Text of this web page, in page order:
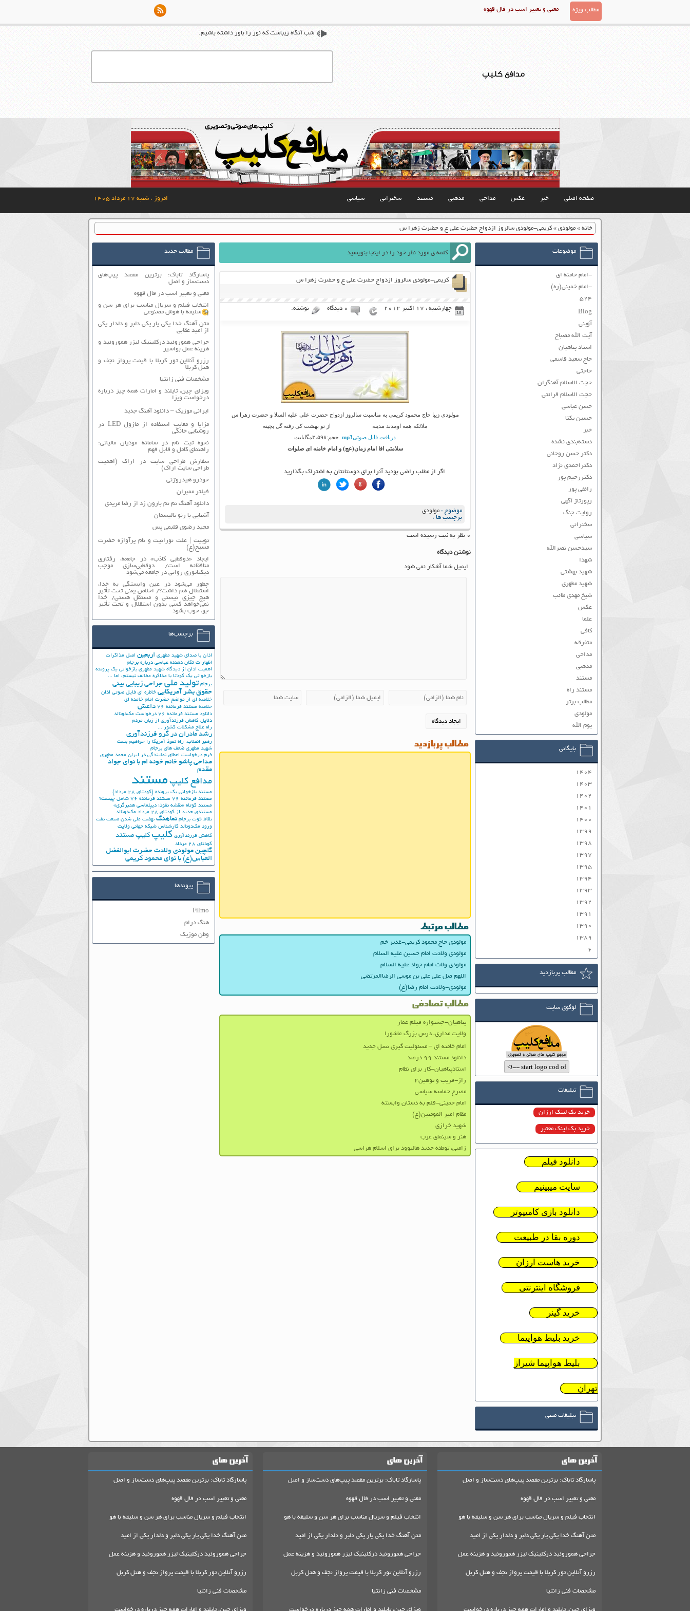
مطالب ویژه معنی و تعبیر اسب در فال قهوه
مدافع کلیپ
شب آنگاه زیباست که نور را باور داشته باشیم.
صفحه اصلی خبر عکس مداحی مذهبی مستند سخنرانی سیاسی امروز : شنبه ۱۷ مرداد ۱۴۰۵
خانه» مولودی» کریمی-مولودی سالروز ازدواج حضرت علی ع و حضرت زهرا س
کریمی-مولودی سالروز ازدواج حضرت علی ع و حضرت زهرا س
چهارشنبه ، 17 اکتبر 2012 ۰ دیدگاه نوشته:
مولودی زیبا حاج محمود کریمی به مناسبت سالروز ازدواج حضرت علی علیه السلا و حضرت زهرا س
ملائکه همه اومدند مدینه از تو بهشت کی رفته گل بچینه
دریافت فایل صوتیmp3 حجم:۳،۵۹۸مگابایت
سلامتی اقا امام زمان(عج) و امام خامنه ای صلوات
اگر از مطلب راضی بودید آنرا برای دوستانتان به اشتراک بگذارید
موضوع : مولودی
برچسب ها :
۰ نظر به ثبت رسیده است
نوشتن دیدگاه
ایمیل شما آشکار نمی شود
مطالب پربازدید
مطالب مرتبط
مولودی حاج محمود کریمی-غدیر خم
مولودی ولادت امام حسین علیه السلام
مولودی ولات امام جواد علیه السلام
اللهم صل علی علی بن موسی الرضاالمرتضی
مولودی-ولادت امام رضا(ع)
مطالب تصادفی
پناهیان-جشنواره فیلم عمار
ولایت‌ مداری، درس بزرگ عاشورا
امام خامنه ای – مسئولیت گیری نسل جدید
دانلود مستند ۹۹ درصد
استادپناهیان-کار برای نظام
راز-فریب و توهین۲
مصرع حماسه سیاسی
امام خمینی-قلم به دستان وابسته
مقام امیر المومنین(ع)
شهید خرازی
هنر و سینمای غرب
زامبی، توطئه جدید هالیوود برای اسلام هراسی
موضوعات
-امام خامنه ای
-امام خمینی(ره)
۵۲۴
Blog
آوینی
آیت الله مصباح
استاد پناهیان
حاج سعید قاسمی
حاجتی
حجت الاسلام آهنگران
حجت الاسلام قرائتی
حسن عباسی
حسین یکتا
خبر
دسته‌بندی نشده
دکتر حسن روحانی
دکتراحمدی نژاد
دکتررحیم پور
رائفی پور
رپورتاژ آگهی
روایت جنگ
سخنرانی
سیاسی
سیدحسن نصرالله
شهدا
شهید بهشتی
شهید مطهری
شیخ مهدی طائب
عکس
علما
کافی
متفرقه
مداحی
مذهبی
مستند
مستند راه
مطالب برتر
مولودی
یوم الله
بایگانی
۱۴۰۴
۱۴۰۳
۱۴۰۲
۱۴۰۱
۱۴۰۰
۱۳۹۹
۱۳۹۸
۱۳۹۷
۱۳۹۵
۱۳۹۴
۱۳۹۳
۱۳۹۲
۱۳۹۱
۱۳۹۰
۱۳۸۹
۶
مطالب پربازدید
لوگوی سایت
تبلیغات
خرید بک لینک ارزان
خرید بک لینک معتبر
دانلود فیلم
سایت میبینیم
دانلود بازی کامیپوتر
دوره بقا در طبیعت
خرید هاست ارزان
فروشگاه اینترنتی
خرید گینر
خرید بلیط هواپیما
بلیط هواپیما شیراز
تهران
تبلیغات متنی
مطالب جدید
پاسارگاد تاباک: برترین مقصد پیپ‌های
دست‌ساز و اصل
معنی و تعبیر اسب در فال قهوه
انتخاب فیلم و سریال مناسب برای هر سن و
سلیقه با هوش مصنوعی
متن آهنگ خدا یکی یار یکی دلبر و دلدار یکی
از امید عقابی
جراحی هموروئید درکلینیک لیزر هموروئید و
هزینه عمل بواسیر
رزرو آنلاین تور کربلا با قیمت پرواز نجف و
هتل کربلا
مشخصات فنی زانتیا
ویزای چین، تایلند و امارات همه چیز درباره
درخواست ویزا
ایرانی موزیک – دانلود آهنگ جدید
مزایا و معایب استفاده از ماژول LED در
روشنایی خانگی
نحوه ثبت نام در سامانه مودیان مالیاتی:
راهنمای کامل و قابل فهم
سفارش طراحی سایت در اراک (اهمیت
طراحی سایت اراک)
خودرو هیدروژنی
فیلتر ممبران
دانلود آهنگ نم نم بارون زد از رضا مریدی
آشنایی با رنو تالیسمان
مجید رضوی قلبمی پس
توییت | علت نورانیت و نام پرآوازه حضرت
مسیح(ع)
ایجاد «دوقطبی کاذب» در جامعه، رفتاری
منافقانه است/ دوقطبی‌سازی موجب
دیکتاتوری روانی در جامعه می‌شود
چطور می‌شود در عین وابستگی به خدا،
استقلال هم داشت؟/ اخلاص یعنی تحت تأثیر
هیچ چیزی نیستی و مستقل هستی/ خدا
نمی‌خواهد کسی بدون استقلال و تحت تأثیر
جوّ، خوب بشود
برچسب‌ها
اذان با صدای شهید مطهری اربعین اصل مذاکرات
اظهارات تکان دهنده عباسی درباره برجام
اهمیت اذان از دیدگاه شهید مطهری بازخوانی یک پرونده
بازخوانی یک کودتا با مذاکره مخالف نیستم، اما ...
برجام تولید ملی جراحی زیبایی بینی
حقوق بشر آمریکایی خاطره ای فایل صوتی اذان
خلاصه ای از مواضع حضرت امام خامنه ای
خلاصه مستند فرمانده 76
داعش
دانلود مستند فرمانده 76
درخواست مک‌دونالد
دلایل کاهش فرزندآوری از زبان مردم
راه علاج مشکلات کشور ...
رشد مادران در گرو فرزندآوری
رهبر انقلاب: راه نفوذ آمریکا را خواهیم بست
شهید مطهری ضعف های برجام
فرم درخواست اعطای نمایندگی در ایران محمد مطهری
مداحی پاشو خانم خونه ام با نوای جواد
مقدم
مدافع کلیپ مستند
مستند بازخوانی یک پرونده (کودتای 28 مرداد)
مستند فرمانده 76
مستند فرمانده 76 شامل چیست؟
مستند کوتاه «نقشه نفوذ؛ دیپلماسی همبرگری»
مستندی جدید از کودتای 28 مرداد
مک‌دونالد
نقاط قوت برجام نماهنگ نهضت ملي شدن صنعت نفت
ورود مک‌دونالد کارشناس شبکه جهانی ولایت
کاهش فرزندآوری کلیپ کلیپ مستند
کودتای 28 مرداد
گلچین مولودی ولادت حضرت ابوالفضل
العباس(ع) با نوای محمود کریمی
پیوندها
Filmo
هنگ درام
وطن موزیک
آخرین های
پاسارگاد تاباک: برترین مقصد پیپ‌های دست‌ساز و اصل
معنی و تعبیر اسب در فال قهوه
انتخاب فیلم و سریال مناسب برای هر سن و سلیقه با هو
متن آهنگ خدا یکی یار یکی دلبر و دلدار یکی از امید
جراحی هموروئید درکلینیک لیزر هموروئید و هزینه عمل
رزرو آنلاین تور کربلا با قیمت پرواز نجف و هتل کربل
مشخصات فنی زانتیا
آخرین های
پاسارگاد تاباک: برترین مقصد پیپ‌های دست‌ساز و اصل
معنی و تعبیر اسب در فال قهوه
انتخاب فیلم و سریال مناسب برای هر سن و سلیقه با هو
متن آهنگ خدا یکی یار یکی دلبر و دلدار یکی از امید
جراحی هموروئید درکلینیک لیزر هموروئید و هزینه عمل
رزرو آنلاین تور کربلا با قیمت پرواز نجف و هتل کربل
مشخصات فنی زانتیا
آخرین های
پاسارگاد تاباک: برترین مقصد پیپ‌های دست‌ساز و اصل
معنی و تعبیر اسب در فال قهوه
انتخاب فیلم و سریال مناسب برای هر سن و سلیقه با هو
متن آهنگ خدا یکی یار یکی دلبر و دلدار یکی از امید
جراحی هموروئید درکلینیک لیزر هموروئید و هزینه عمل
رزرو آنلاین تور کربلا با قیمت پرواز نجف و هتل کربل
مشخصات فنی زانتیا